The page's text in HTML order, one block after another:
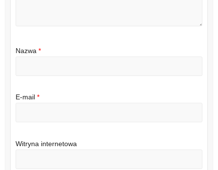
Nazwa *
E-mail *
Witryna internetowa